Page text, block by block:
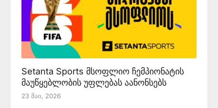
Setanta Sports მსოფლიო ჩემპიონატის
მაუწყებლობის უფლებას აანონსებს
23 Მაი, 2026